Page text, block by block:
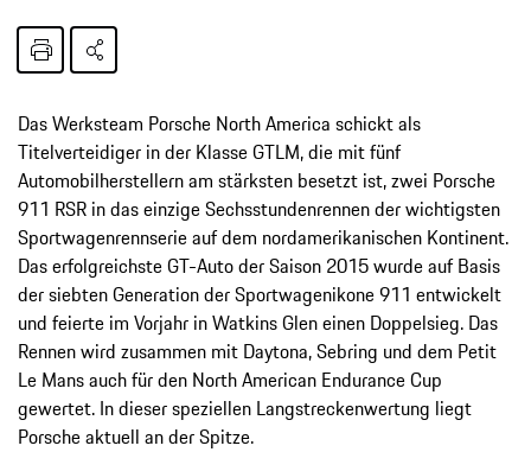
Das Werksteam Porsche North America schickt als
Titelverteidiger in der Klasse GTLM, die mit fünf
Automobilherstellern am stärksten besetzt ist, zwei Porsche
911 RSR in das einzige Sechsstundenrennen der wichtigsten
Sportwagenrennserie auf dem nordamerikanischen Kontinent.
Das erfolgreichste GT-Auto der Saison 2015 wurde auf Basis
der siebten Generation der Sportwagenikone 911 entwickelt
und feierte im Vorjahr in Watkins Glen einen Doppelsieg. Das
Rennen wird zusammen mit Daytona, Sebring und dem Petit
Le Mans auch für den North American Endurance Cup
gewertet. In dieser speziellen Langstreckenwertung liegt
Porsche aktuell an der Spitze.